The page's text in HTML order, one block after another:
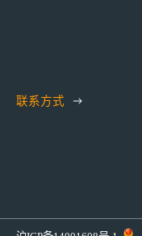
联系方式